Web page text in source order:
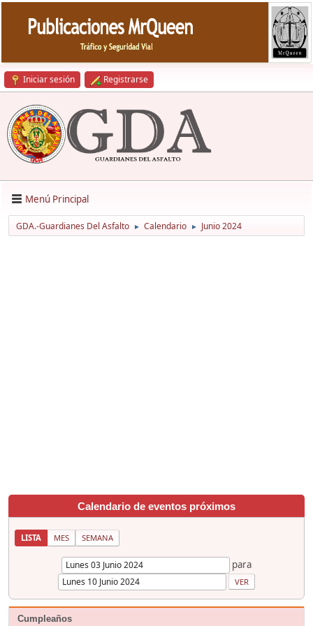
Iniciar sesión Registrarse
Menú Principal
GDA.-Guardianes Del Asfalto ► Calendario ► Junio 2024
Calendario de eventos próximos
LISTA MES SEMANA
para
Cumpleaños